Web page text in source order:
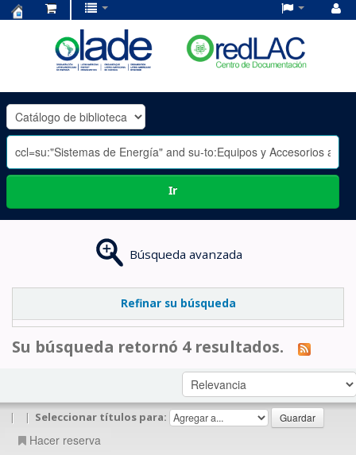
OLADE
-
Ir
Búsqueda avanzada
Refinar su búsqueda
Su búsqueda retornó 4 resultados.
| | Seleccionar títulos para:
Hacer reserva